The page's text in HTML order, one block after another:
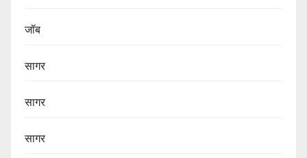
जॉब
सागर
सागर
सागर